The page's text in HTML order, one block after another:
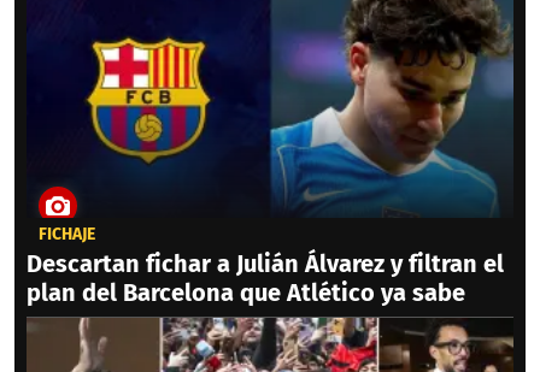
FICHAJE
Descartan fichar a Julián Álvarez y filtran el
plan del Barcelona que Atlético ya sabe